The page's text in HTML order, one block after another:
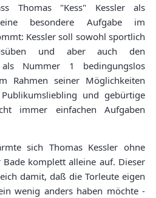
Thomas "Kess" Kessler als
besondere Aufgabe im
Kessler soll sowohl sportlich
und aber auch den
Nummer 1 bedingungslos
Rahmen seiner Möglichkeiten
und gebürtige
immer einfachen Aufgaben
sich Thomas Kessler ohne
komplett alleine auf. Dieser
damit, daß die Torleute eigen
wenig anders haben möchte -